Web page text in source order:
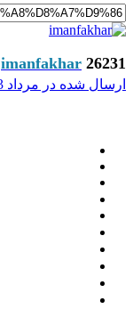
imanfakhar 26231
ارسال شده در مرداد 93